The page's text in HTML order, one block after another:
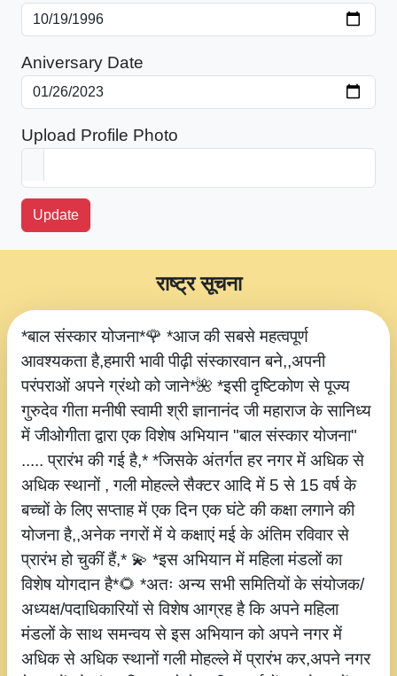
Aniversary Date
Upload Profile Photo
Update
*बाल संस्कार योजना*🌹 *आज की सबसे महत्वपूर्ण
आवश्यकता है,हमारी भावी पीढ़ी संस्कारवान बने,,अपनी
परंपराओं अपने ग्रंथो को जाने*🌺 *इसी दृष्टिकोण से पूज्य
गुरुदेव गीता मनीषी स्वामी श्री ज्ञानानंद जी महाराज के सानिध्य
में जीओगीता द्वारा एक विशेष अभियान "बाल संस्कार योजना"
..... प्रारंभ की गई है,* *जिसके अंतर्गत हर नगर में अधिक से
अधिक स्थानों , गली मोहल्ले सैक्टर आदि में 5 से 15 वर्ष के
बच्चों के लिए सप्ताह में एक दिन एक घंटे की कक्षा लगाने की
योजना है,,अनेक नगरों में ये कक्षाएं मई के अंतिम रविवार से
प्रारंभ हो चुकीं हैं,* 💫 *इस अभियान में महिला मंडलों का
विशेष योगदान है*🌻 *अतः अन्य सभी समितियों के संयोजक/
अध्यक्ष/पदाधिकारियों से विशेष आग्रह है कि अपने महिला
मंडलों के साथ समन्वय से इस अभियान को अपने नगर में
अधिक से अधिक स्थानों गली मोहल्ले में प्रारंभ कर,अपने नगर
राष्ट्र सूचना